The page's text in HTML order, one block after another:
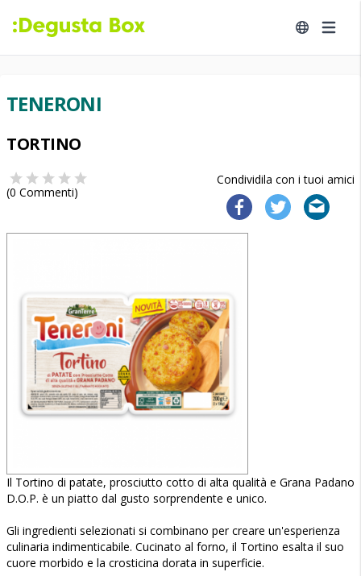
TENERONI
TORTINO
Condividila con i tuoi amici
(0 Commenti)
Il Tortino di patate, prosciutto cotto di alta qualità e Grana Padano
D.O.P. è un piatto dal gusto sorprendente e unico.
Gli ingredienti selezionati si combinano per creare un'esperienza
culinaria indimenticabile. Cucinato al forno, il Tortino esalta il suo
cuore morbido e la crosticina dorata in superficie.